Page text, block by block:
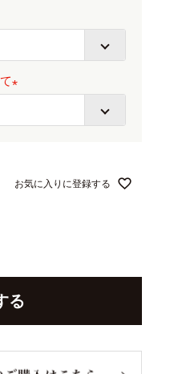
必
お気に入りに登録する
る